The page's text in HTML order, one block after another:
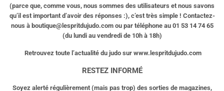
(parce que, comme vous, nous sommes des utilisateurs et nous savons
qu’il est important d’avoir des réponses :), c’est très simple ! Contactez-
nous à boutique@lespritdujudo.comou par téléphone au 01 53 14 74 65
(du lundi au vendredi de 10h à 18h)
Retrouvez toute l’actualité du judo sur www.lespritdujudo.com
RESTEZ INFORMÉ
Soyez alerté régulièrement (mais pas trop) des sorties de magazines,